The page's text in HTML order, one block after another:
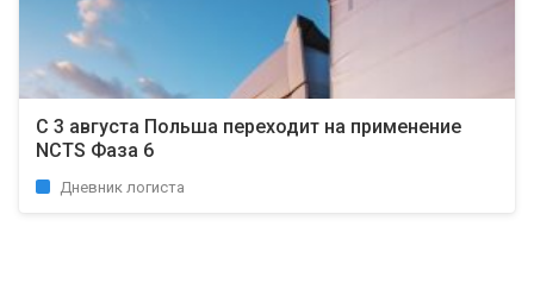
С 3 августа Польша переходит на применение
NCTS Фаза 6
Дневник логиста